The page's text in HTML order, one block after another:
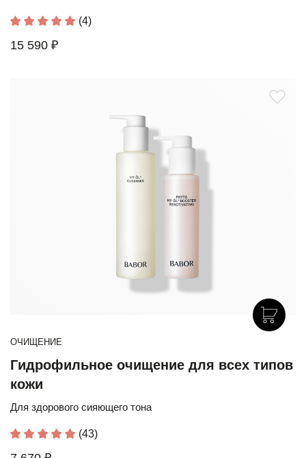
(4)
15 590 ₽
ОЧИЩЕНИЕ
Гидрофильное очищение для всех типов
кожи
Для здорового сияющего тона
(43)